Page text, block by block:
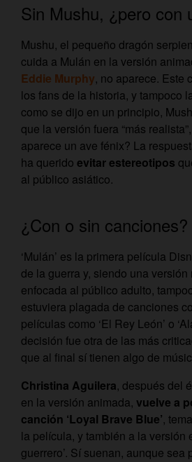
Sin Mushu, ¿pero con
Mushu, el pequeño dragón
cuida a Mulán en la versión
Eddie Murphy, no aparece. Este
los fans de la historia, y tampoco
como se dijo en un principio,
que la versión fuera “más
aparece un ave fénix? La
ha querido evitar estereotipos
al público asiático.
¿Con o sin canciones?
‘Mulán’ es la primera película
de la guerra y, siendo una versión
enfocada al público adulto,
estuviera plagada de canciones
películas como ‘El Rey León’ o
decisión fue otra de las más
que al final sí tienen algo de
Christina Aguilera, después del
en la versión animada, vuelve a
canción ‘Loyal Brave Blue’,
la película, y también a la versión
guerrero’. Sí suenan, aunque sea